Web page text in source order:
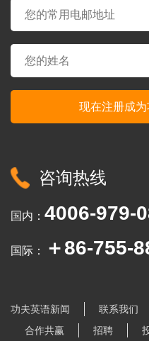
咨询热线
国内： 4006-979-
国际： ＋86-755-
功夫英语新闻 联系我们
合作共赢
招聘